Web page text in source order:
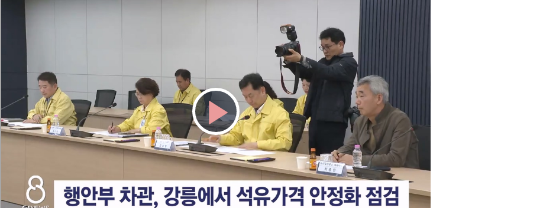
Play
Video